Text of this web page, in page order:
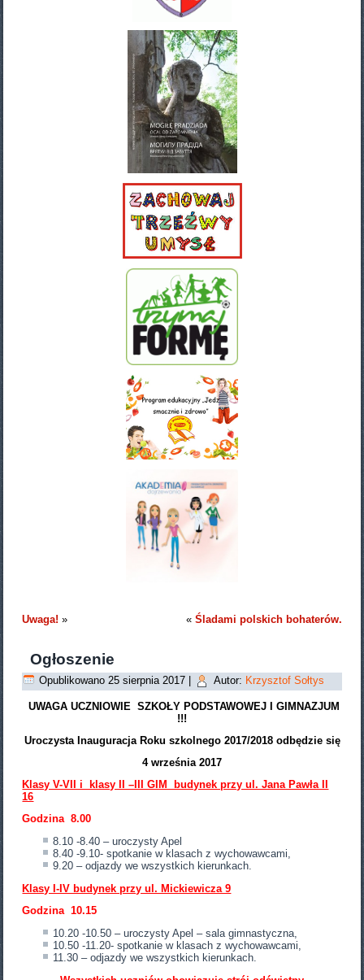
Uwaga! » « Śladami polskich bohaterów.
Ogłoszenie
Opublikowano 25 sierpnia 2017 Autor: Krzysztof Sołtys
UWAGA UCZNIOWIE SZKOŁY PODSTAWOWEJ I GIMNAZJUM
!!!
Uroczysta Inauguracja Roku szkolnego 2017/2018 odbędzie się
4 września 2017
Klasy V-VII i klasy II –III GIM budynek przy ul. Jana Pawła II
16
Godzina 8.00
8.10 -8.40 – uroczysty Apel
8.40 -9.10- spotkanie w klasach z wychowawcami,
9.20 – odjazdy we wszystkich kierunkach.
Klasy I-IV budynek przy ul. Mickiewicza 9
Godzina 10.15
10.20 -10.50 – uroczysty Apel – sala gimnastyczna,
10.50 -11.20- spotkanie w klasach z wychowawcami,
11.30 – odjazdy we wszystkich kierunkach.